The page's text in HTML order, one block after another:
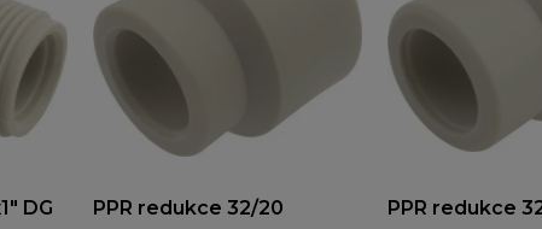
DG PPR redukce 32/20 PPR redukce